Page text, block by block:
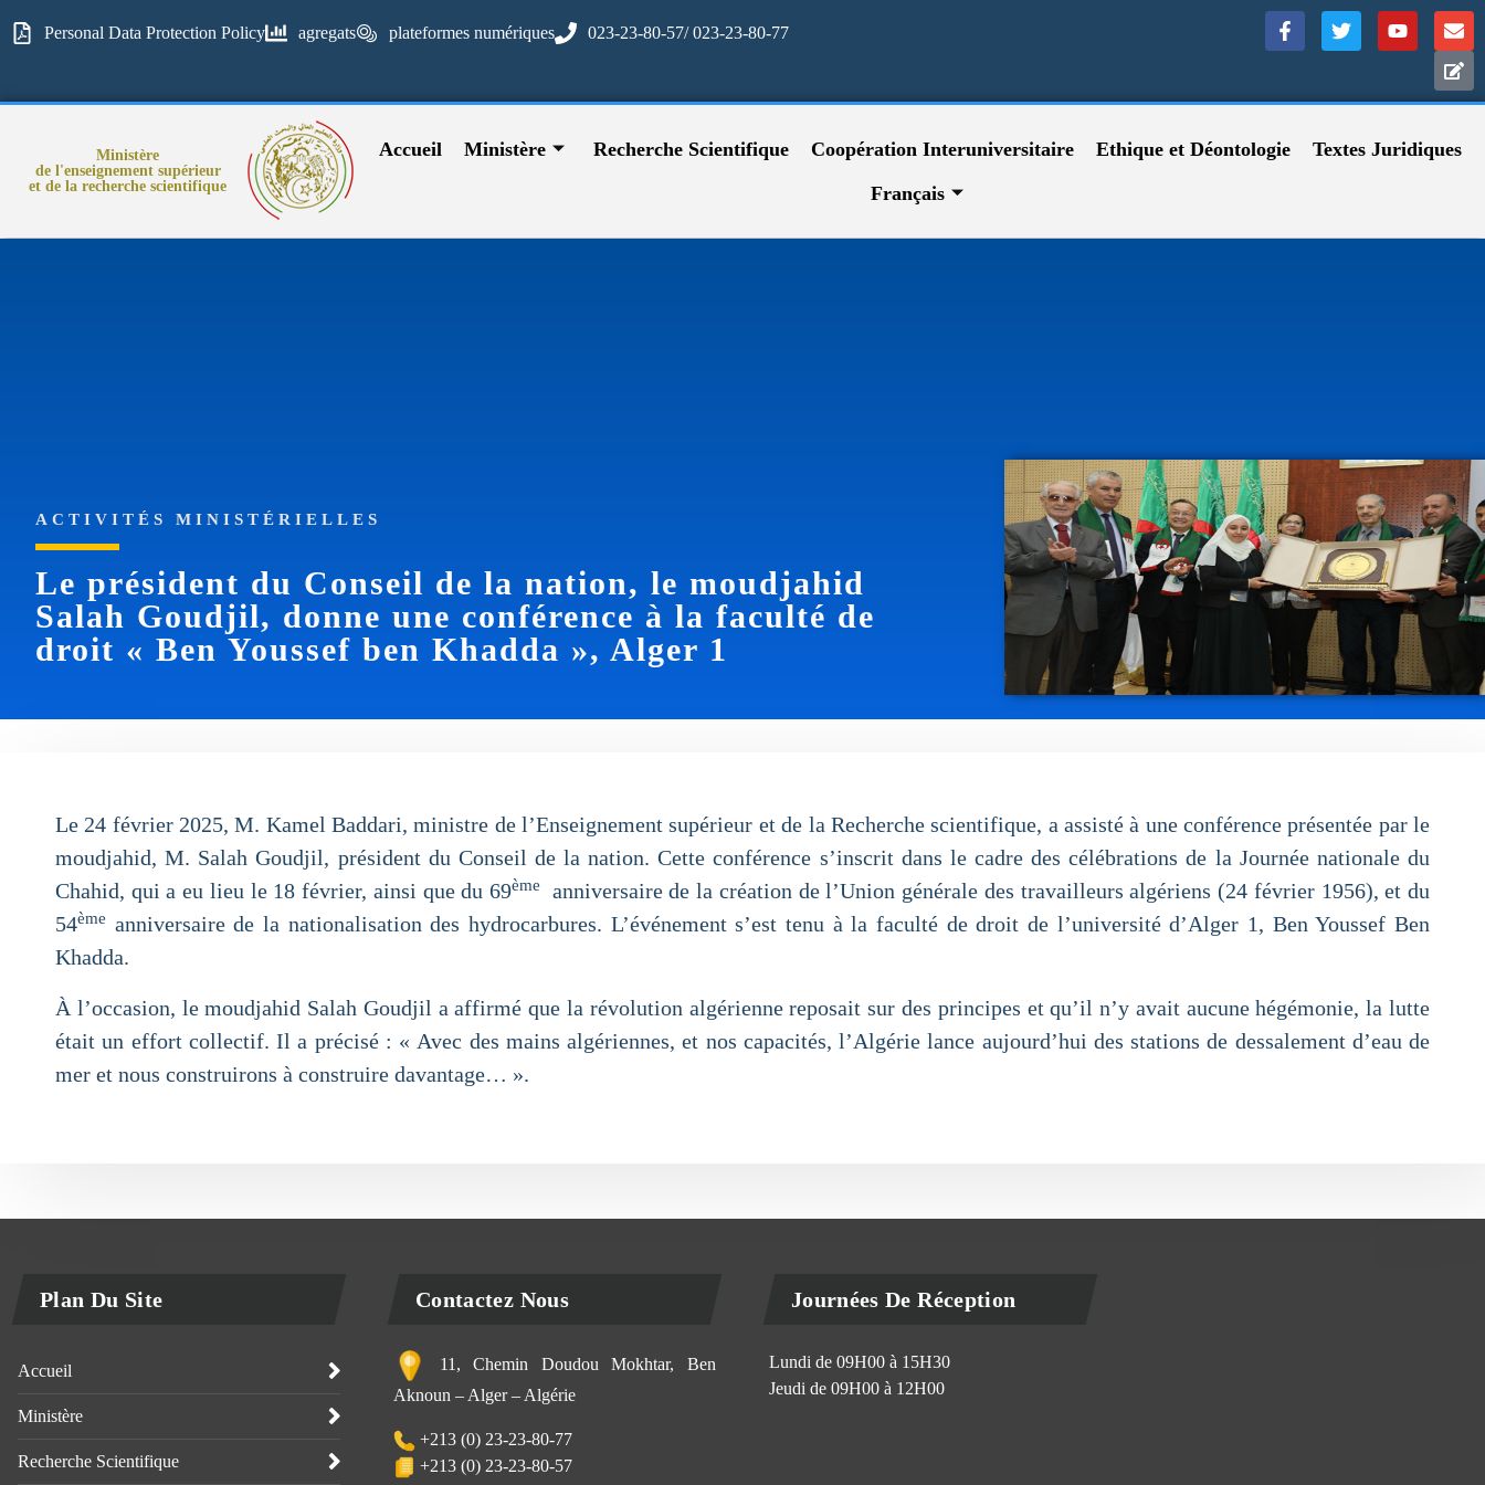
Personal Data Protection Policy agregats plateformes numériques 023-23-80-57/ 023-23-80-77
Ministère
de l'enseignement supérieur
et de la recherche scientifique
Accueil Ministère Recherche Scientifique Coopération Interuniversitaire Ethique et Déontologie
Textes Juridiques
Français
ACTIVITÉS MINISTÉRIELLES
Le président du Conseil de la nation, le moudjahid
Salah Goudjil, donne une conférence à la faculté de
droit « Ben Youssef ben Khadda », Alger 1
Le 24 février 2025, M. Kamel Baddari, ministre de l’Enseignement supérieur et de la Recherche scientifique, a assisté à une conférence présentée par le
moudjahid, M. Salah Goudjil, président du Conseil de la nation. Cette conférence s’inscrit dans le cadre des célébrations de la Journée nationale du
Chahid, qui a eu lieu le 18 février, ainsi que du 69ème
anniversaire de la création de l’Union générale des travailleurs algériens (24 février 1956), et du
54ème anniversaire de la nationalisation des hydrocarbures. L’événement s’est tenu à la faculté de droit de l’université d’Alger 1, Ben Youssef Ben
Khadda.
À l’occasion, le moudjahid Salah Goudjil a affirmé que la révolution algérienne reposait sur des principes et qu’il n’y avait aucune hégémonie, la lutte
était un effort collectif. Il a précisé : « Avec des mains algériennes, et nos capacités, l’Algérie lance aujourd’hui des stations de dessalement d’eau de
mer et nous construirons à construire davantage… ».
Plan Du Site
Accueil
Ministère
Recherche Scientifique
Contactez Nous
11, Chemin Doudou Mokhtar, Ben
Aknoun – Alger – Algérie
+213 (0) 23-23-80-77
+213 (0) 23-23-80-57
Journées De Réception
Lundi de 09H00 à 15H30
Jeudi de 09H00 à 12H00